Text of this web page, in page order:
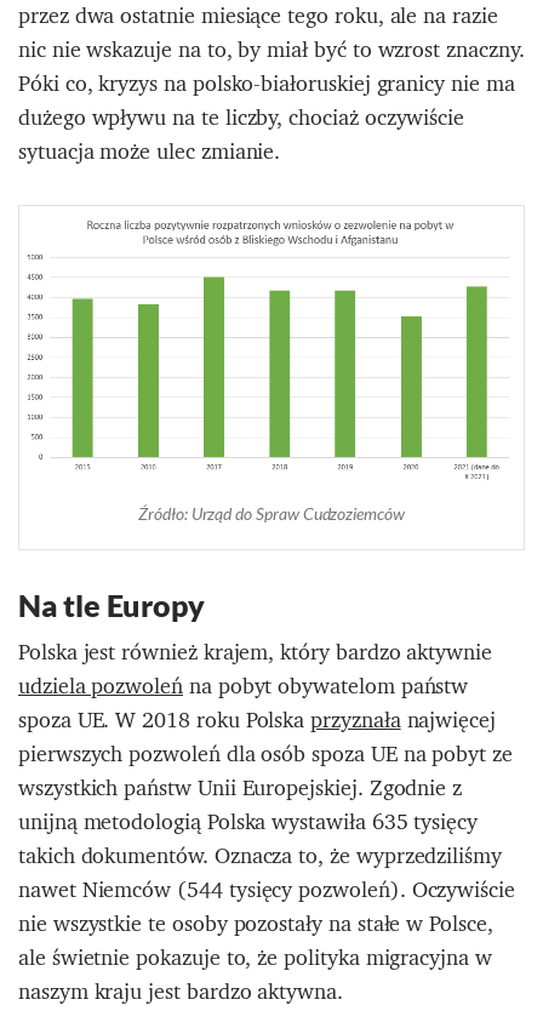
przez dwa ostatnie miesiące tego roku, ale na razie
nic nie wskazuje na to, by miał być to wzrost znaczny.
Póki co, kryzys na polsko-białoruskiej granicy nie ma
dużego wpływu na te liczby, chociaż oczywiście
sytuacja może ulec zmianie.
Źródło: Urząd do Spraw Cudzoziemców
Na tle Europy
Polska jest również krajem, który bardzo aktywnie
udziela pozwoleńna pobyt obywatelom państw
spoza UE. W 2018 roku Polskaprzyznałanajwięcej
pierwszych pozwoleń dla osób spoza UE na pobyt ze
wszystkich państw Unii Europejskiej. Zgodnie z
unijną metodologią Polska wystawiła 635 tysięcy
takich dokumentów. Oznacza to, że wyprzedziliśmy
nawet Niemców (544 tysięcy pozwoleń). Oczywiście
nie wszystkie te osoby pozostały na stałe w Polsce,
ale świetnie pokazuje to, że polityka migracyjna w
naszym kraju jest bardzo aktywna.